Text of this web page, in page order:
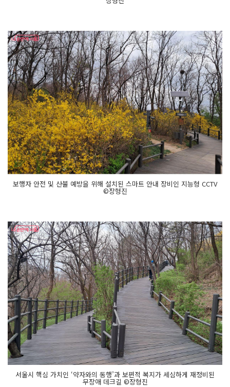
보행자 안전 및 산불 예방을 위해 설치된 스마트 안내 장비인 지능형 CCTV
©장형진
서울시 핵심 가치인 ‘약자와의 동행’과 보편적 복지가 세심하게 재정비된
무장애 데크길 ©장형진